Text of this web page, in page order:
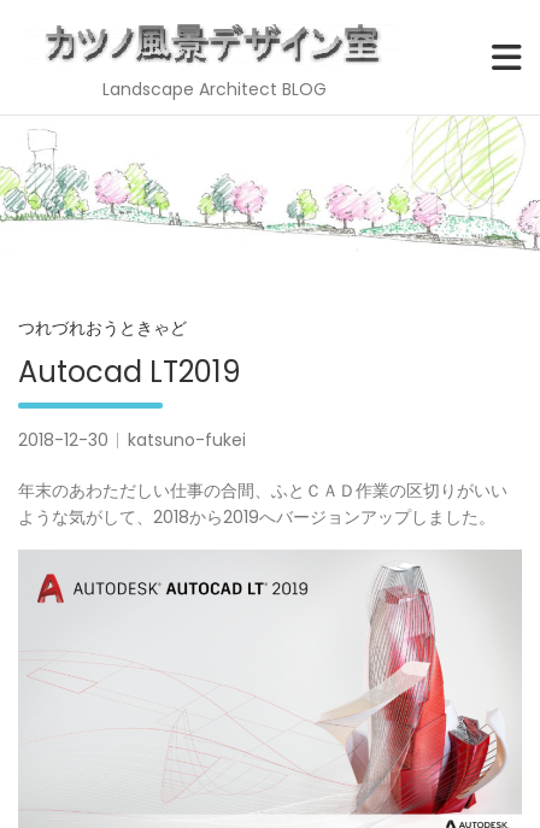
Skip
content
Landscape Architect BLOG
つれづれおうときゃど
Autocad LT2019
2018-12-30 katsuno-fukei
年末のあわただしい仕事の合間、ふとＣＡＤ作業の区切りがいい
ような気がして、2018から2019へバージョンアップしました。